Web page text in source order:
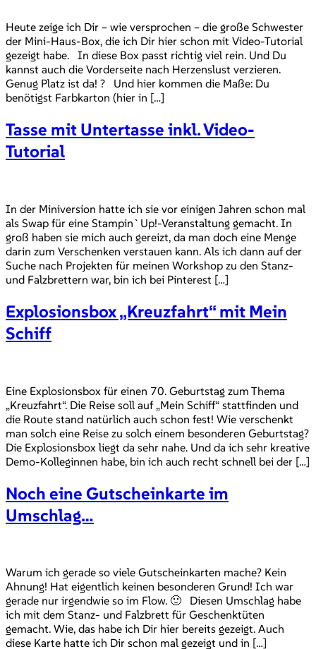
Heute zeige ich Dir – wie versprochen – die große Schwester
der Mini-Haus-Box, die ich Dir hier schon mit Video-Tutorial
gezeigt habe. In diese Box passt richtig viel rein. Und Du
kannst auch die Vorderseite nach Herzenslust verzieren.
Genug Platz ist da! ? Und hier kommen die Maße: Du
benötigst Farbkarton (hier in […]
Tasse mit Untertasse inkl. Video-
Tutorial
In der Miniversion hatte ich sie vor einigen Jahren schon mal
als Swap für eine Stampin`Up!-Veranstaltung gemacht. In
groß haben sie mich auch gereizt, da man doch eine Menge
darin zum Verschenken verstauen kann. Als ich dann auf der
Suche nach Projekten für meinen Workshop zu den Stanz-
und Falzbrettern war, bin ich bei Pinterest […]
Explosionsbox „Kreuzfahrt“ mit Mein
Schiff
Eine Explosionsbox für einen 70. Geburtstag zum Thema
„Kreuzfahrt“. Die Reise soll auf „Mein Schiff“ stattfinden und
die Route stand natürlich auch schon fest! Wie verschenkt
man solch eine Reise zu solch einem besonderen Geburtstag?
Die Explosionsbox liegt da sehr nahe. Und da ich sehr kreative
Demo-Kolleginnen habe, bin ich auch recht schnell bei der […]
Noch eine Gutscheinkarte im
Umschlag…
Warum ich gerade so viele Gutscheinkarten mache? Kein
Ahnung! Hat eigentlich keinen besonderen Grund! Ich war
gerade nur irgendwie so im Flow. 🙂 Diesen Umschlag habe
ich mit dem Stanz- und Falzbrett für Geschenktüten
gemacht. Wie, das habe ich Dir hier bereits gezeigt. Auch
diese Karte hatte ich Dir schon mal gezeigt und in […]